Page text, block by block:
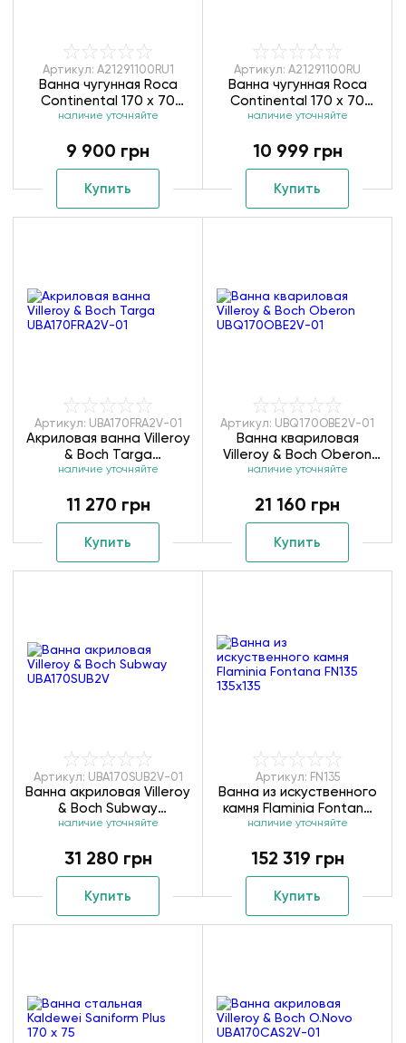
Артикул: A21291100RU1
Ванна чугунная Roca
Continental 170 x 70
A21291100RU1
наличие уточняйте
9 900 грн
Купить
Артикул: A21291100RU
Ванна чугунная Roca
Continental 170 x 70
A21291100RU
наличие уточняйте
10 999 грн
Купить
Артикул: UBA170FRA2V-01
Акриловая ванна Villeroy
& Boch Targa
UBA170FRA2V-01
наличие уточняйте
11 270 грн
Купить
Артикул: UBQ170OBE2V-01
Ванна квариловая
Villeroy & Boch Oberon
UBQ170OBE2V-01
наличие уточняйте
21 160 грн
Купить
Артикул: UBA170SUB2V-01
Ванна акриловая Villeroy
& Boch Subway
UBA170SUB2V
наличие уточняйте
31 280 грн
Купить
Артикул: FN135
Ванна из искуственного
камня Flaminia Fontana
FN135 135х135
наличие уточняйте
152 319 грн
Купить